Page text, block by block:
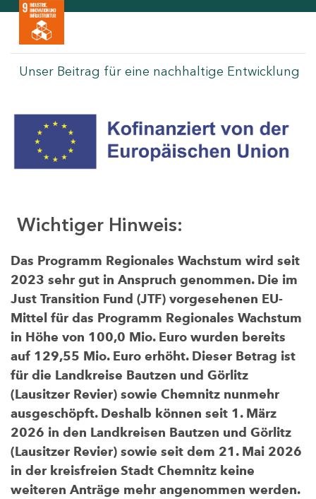
Unser Beitrag für eine nachhaltige Entwicklung
Wichtiger Hinweis:
Das Programm Regionales Wachstum wird seit
2023 sehr gut in Anspruch genommen. Die im
Just Transition Fund (JTF) vorgesehenen EU-
Mittel für das Programm Regionales Wachstum
in Höhe von 100,0 Mio. Euro wurden bereits
auf 129,55 Mio. Euro erhöht. Dieser Betrag ist
für die Landkreise Bautzen und Görlitz
(Lausitzer Revier) sowie Chemnitz nunmehr
ausgeschöpft. Deshalb können seit 1. März
2026 in den Landkreisen Bautzen und Görlitz
(Lausitzer Revier) sowie seit dem 21. Mai 2026
in der kreisfreien Stadt Chemnitz keine
weiteren Anträge mehr angenommen werden.